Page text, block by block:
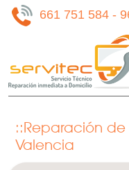
661 751 584 -
Reparación de
Valencia